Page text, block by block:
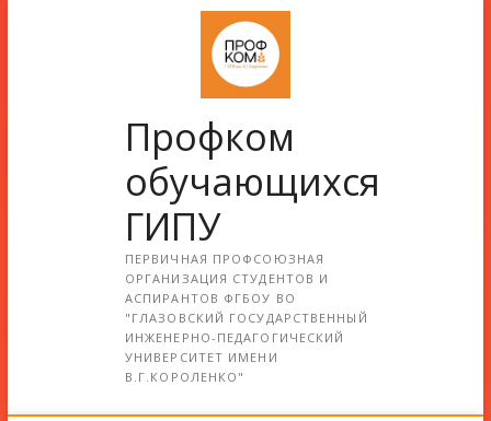
Профком
обучающихся
ГИПУ
ПЕРВИЧНАЯ ПРОФСОЮЗНАЯ
ОРГАНИЗАЦИЯ СТУДЕНТОВ И
АСПИРАНТОВ ФГБОУ ВО
"ГЛАЗОВСКИЙ ГОСУДАРСТВЕННЫЙ
ИНЖЕНЕРНО-ПЕДАГОГИЧЕСКИЙ
УНИВЕРСИТЕТ ИМЕНИ
В.Г.КОРОЛЕНКО"